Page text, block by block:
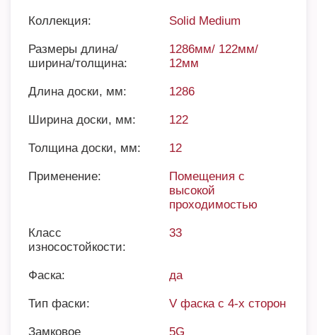
Коллекция: Solid Medium
Размеры длина/
ширина/толщина:
1286мм/ 122мм/
12мм
Длина доски, мм: 1286
Ширина доски, мм: 122
Толщина доски, мм: 12
Применение:
Помещения с
высокой
проходимостью
Класс
износостойкости:
33
Фаска: да
Тип фаски: V фаска с 4-х сторон
Замковое
5G